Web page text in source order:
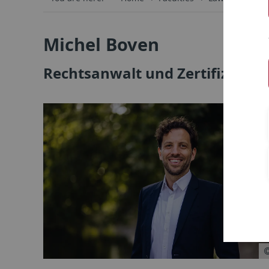
Michel Boven
Rechtsanwalt und